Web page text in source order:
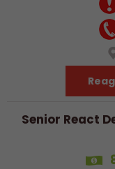
Senior React